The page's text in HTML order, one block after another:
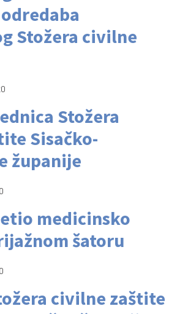
Stožera civilne
Stožera
Sisačko-
županije
medicinsko
šatoru
civilne zaštite